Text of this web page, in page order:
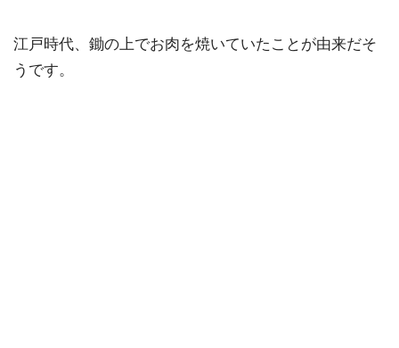
江戸時代、鋤の上でお肉を焼いていたことが由来だそ
うです。